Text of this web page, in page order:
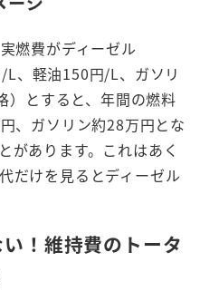
燃費がディーゼル
、軽油150円/L、ガソリ
とすると、年間の燃料
、ガソリン約28万円とな
があります。これはあく
だけを見るとディーゼル
！維持費のトータ